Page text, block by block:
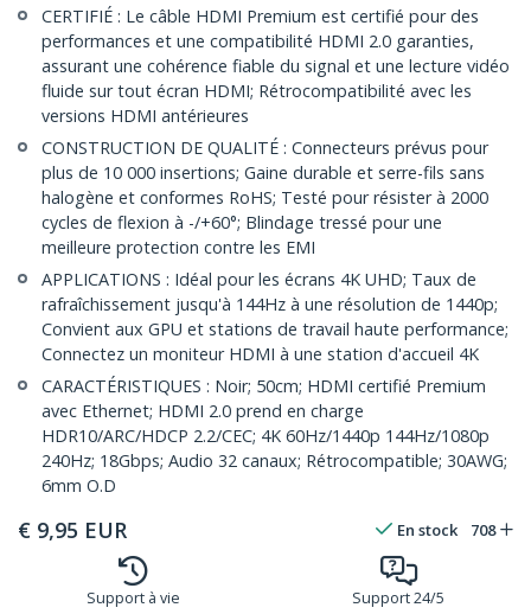
CERTIFIÉ : Le câble HDMI Premium est certifié pour des
performances et une compatibilité HDMI 2.0 garanties,
assurant une cohérence fiable du signal et une lecture vidéo
fluide sur tout écran HDMI; Rétrocompatibilité avec les
versions HDMI antérieures
CONSTRUCTION DE QUALITÉ : Connecteurs prévus pour
plus de 10 000 insertions; Gaine durable et serre-fils sans
halogène et conformes RoHS; Testé pour résister à 2000
cycles de flexion à -/+60°; Blindage tressé pour une
meilleure protection contre les EMI
APPLICATIONS : Idéal pour les écrans 4K UHD; Taux de
rafraîchissement jusqu'à 144Hz à une résolution de 1440p;
Convient aux GPU et stations de travail haute performance;
Connectez un moniteur HDMI à une station d'accueil 4K
CARACTÉRISTIQUES : Noir; 50cm; HDMI certifié Premium
avec Ethernet; HDMI 2.0 prend en charge
HDR10/ARC/HDCP 2.2/CEC; 4K 60Hz/1440p 144Hz/1080p
240Hz; 18Gbps; Audio 32 canaux; Rétrocompatible; 30AWG;
6mm O.D
€ 9,95 EUR En stock 708
Support à vie Support 24/5